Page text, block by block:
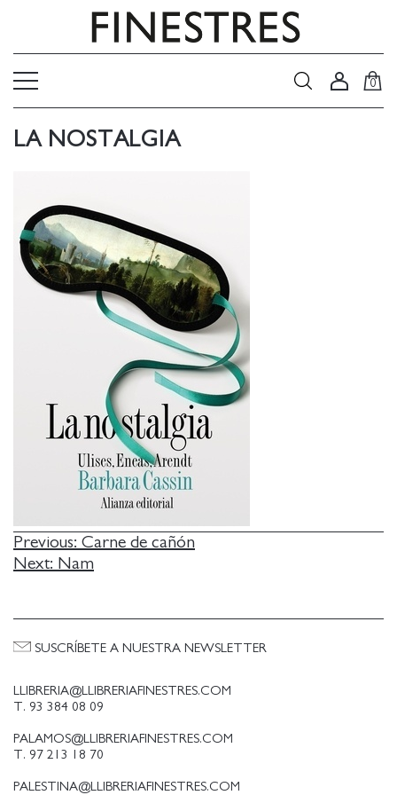
0
LA NOSTALGIA
NAVEGACIÓN
DE
Previous: Carne de cañón
Next: Nam
LLIBRERIA@LLIBRERIAFINESTRES.COM
T. 93 384 08 09
PALAMOS@LLIBRERIAFINESTRES.COM
T. 97 213 18 70
PALESTINA@LLIBRERIAFINESTRES.COM
SUSCRÍBETE A NUESTRA NEWSLETTER